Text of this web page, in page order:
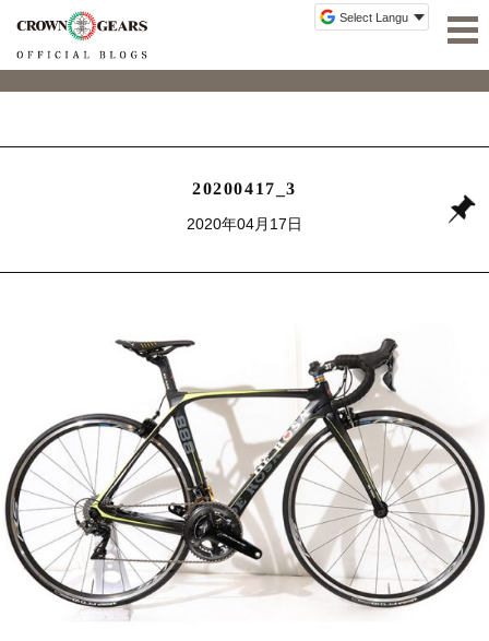
20200417_3
2020年04月17日